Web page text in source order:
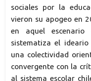
sociales por la
vieron su apogeo en
en aquel
sistematiza el
una colectividad
convergente con la
al sistema escolar